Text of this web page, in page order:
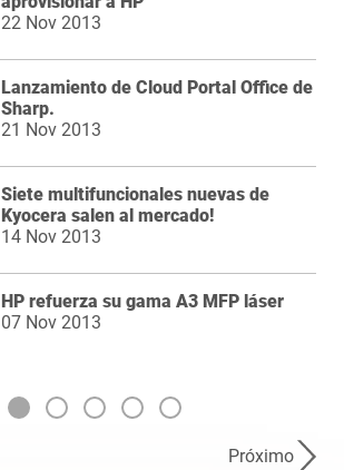
22 Nov 2013
Lanzamiento de Cloud Portal Office de
Sharp.
21 Nov 2013
Siete multifuncionales nuevas de
Kyocera salen al mercado!
14 Nov 2013
HP refuerza su gama A3 MFP láser
07 Nov 2013
Próximo